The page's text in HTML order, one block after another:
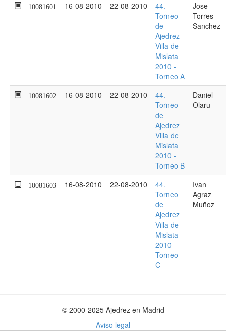
10081601 16-08-2010 22-08-2010
44.
Torneo
de
Ajedrez
Villa de
Mislata
2010 -
Torneo A
Jose
Torres
Sanchez
10081602 16-08-2010 22-08-2010
44.
Torneo
de
Ajedrez
Villa de
Mislata
2010 -
Torneo B
Daniel
Olaru
10081603 16-08-2010 22-08-2010
44.
Torneo
de
Ajedrez
Villa de
Mislata
2010 -
Torneo
C
Ivan
Agraz
Muñoz
© 2000-2025 Ajedrez en Madrid
Aviso legal